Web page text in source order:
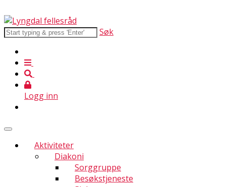
Søk
Logg inn
Aktiviteter
Diakoni
Sorggruppe
Besøkstjeneste